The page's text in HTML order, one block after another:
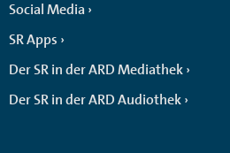
Social Media
SR Apps
Der SR in der ARD Mediathek
Der SR in der ARD Audiothek